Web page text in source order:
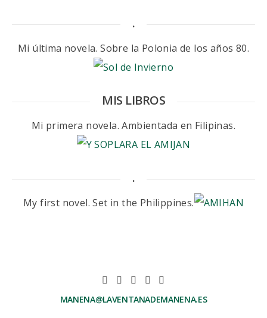
.
Mi última novela. Sobre la Polonia de los años 80.
MIS LIBROS
Mi primera novela. Ambientada en Filipinas.
.
My first novel. Set in the Philippines.
MANENA@LAVENTANADEMANENA.ES